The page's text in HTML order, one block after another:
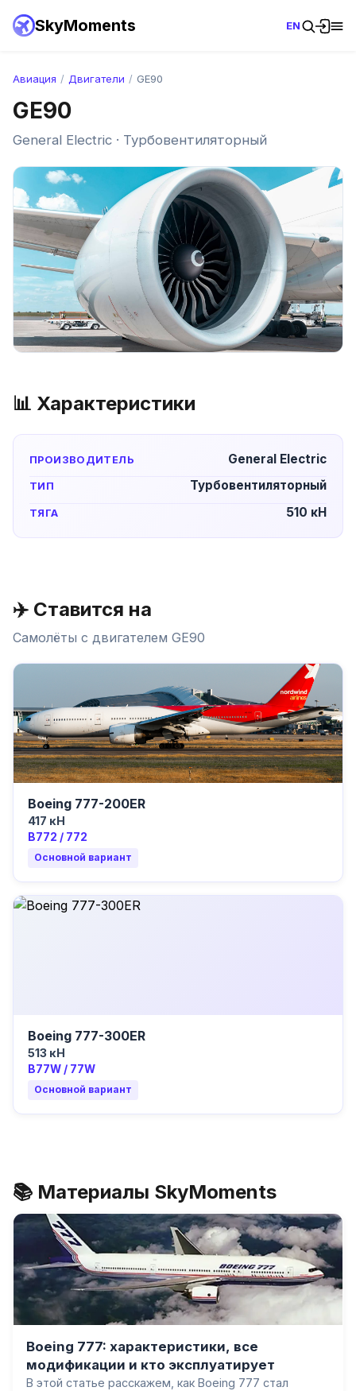
SkyMoments EN
Авиация / Двигатели / GE90
GE90
General Electric · Турбовентиляторный
📊 Характеристики
ПРОИЗВОДИТЕЛЬ General Electric
ТИП Турбовентиляторный
ТЯГА 510 кН
✈️ Ставится на
Самолёты с двигателем GE90
Boeing 777-200ER
417 кН
B772 / 772
Основной вариант
Boeing 777-300ER
513 кН
B77W / 77W
Основной вариант
📚 Материалы SkyMoments
Boeing 777: характеристики, все
модификации и кто эксплуатирует
В этой статье расскажем, как Boeing 777 стал